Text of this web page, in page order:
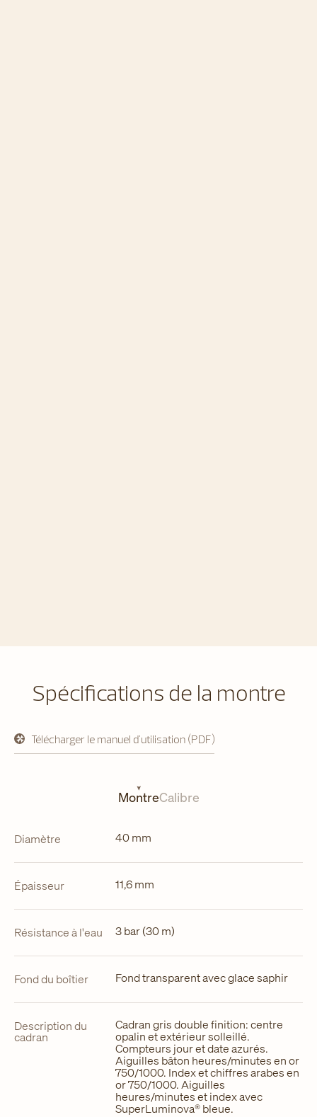
Spécifications de la montre
Télécharger le manuel d'utilisation (PDF)
s'ouvre
dans
MontreCalibre
Diamètre 40 mm
Épaisseur 11,6 mm
Résistance à l'eau 3 bar (30 m)
Fond du boîtier Fond transparent avec glace saphir
Description du
cadran
Cadran gris double finition: centre
opalin et extérieur solleillé.
Compteurs jour et date azurés.
Aiguilles bâton heures/minutes en or
750/1000. Index et chiffres arabes en
or 750/1000. Aiguilles
heures/minutes et index avec
SuperLuminova® bleue.